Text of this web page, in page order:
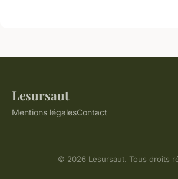
Lesursaut
Mentions légalesContact
© 2026 Lesursaut. Tous droits